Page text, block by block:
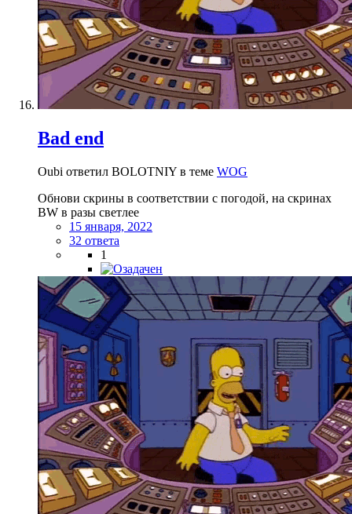
Bad end
Oubi ответил BOLOTNIY в теме WOG
Обнови скрины в соответствии с погодой, на скринах
BW в разы светлее
15 января, 2022
32 ответа
1